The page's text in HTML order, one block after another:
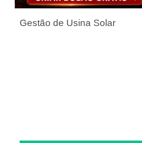
Gestão de Usina Solar